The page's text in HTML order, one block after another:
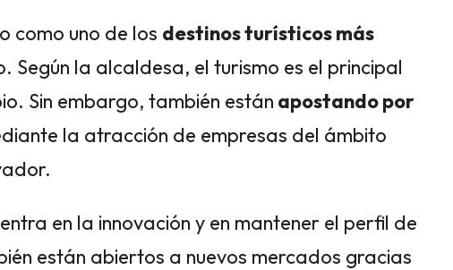
como uno de los destinos turísticos más
Según la alcaldesa, el turismo es el principal
Sin embargo, también están apostando por
la atracción de empresas del ámbito
en la innovación y en mantener el perfil de
están abiertos a nuevos mercados gracias